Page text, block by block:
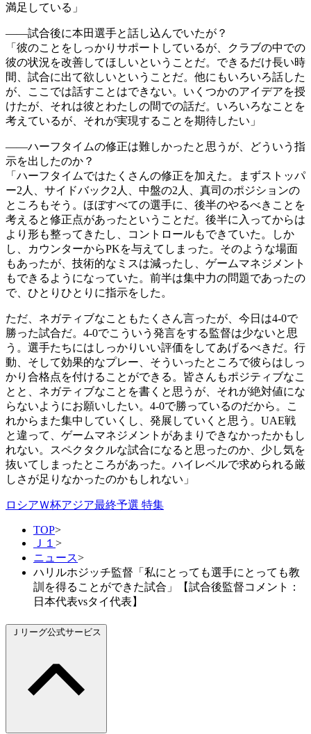
満足している」
――試合後に本田選手と話し込んでいたが？
「彼のことをしっかりサポートしているが、クラブの中での
彼の状況を改善してほしいということだ。できるだけ長い時
間、試合に出て欲しいということだ。他にもいろいろ話した
が、ここでは話すことはできない。いくつかのアイデアを授
けたが、それは彼とわたしの間での話だ。いろいろなことを
考えているが、それが実現することを期待したい」
――ハーフタイムの修正は難しかったと思うが、どういう指
示を出したのか？
「ハーフタイムではたくさんの修正を加えた。まずストッパ
ー2人、サイドバック2人、中盤の2人、真司のポジションの
ところもそう。ほぼすべての選手に、後半のやるべきことを
考えると修正点があったということだ。後半に入ってからは
より形も整ってきたし、コントロールもできていた。しか
し、カウンターからPKを与えてしまった。そのような場面
もあったが、技術的なミスは減ったし、ゲームマネジメント
もできるようになっていた。前半は集中力の問題であったの
で、ひとりひとりに指示をした。
ただ、ネガティブなこともたくさん言ったが、今日は4-0で
勝った試合だ。4-0でこういう発言をする監督は少ないと思
う。選手たちにはしっかりいい評価をしてあげるべきだ。行
動、そして効果的なプレー、そういったところで彼らはしっ
かり合格点を付けることができる。皆さんもポジティブなこ
とと、ネガティブなことを書くと思うが、それが絶対値にな
らないようにお願いしたい。4-0で勝っているのだから。こ
れからまた集中していくし、発展していくと思う。UAE戦
と違って、ゲームマネジメントがあまりできなかったかもし
れない。スペクタクルな試合になると思ったのか、少し気を
抜いてしまったところがあった。ハイレベルで求められる厳
しさが足りなかったのかもしれない」
ロシアＷ杯アジア最終予選 特集
TOP>
Ｊ１ >
ニュース>
ハリルホジッチ監督「私にとっても選手にとっても教
訓を得ることができた試合」【試合後監督コメント：
日本代表vsタイ代表】
Ｊリーグ公式サービス